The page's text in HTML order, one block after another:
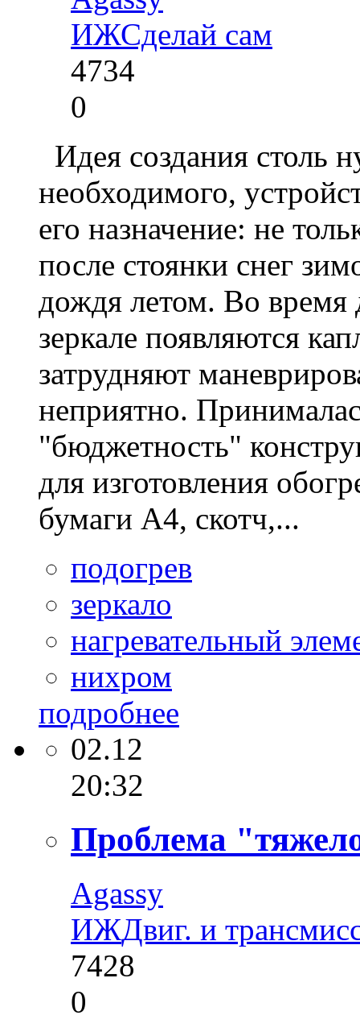
ИЖСделай сам
4734
0
Идея создания столь
необходимого,
его назначение: не
после стоянки снег
дождя летом. Во время
зеркале появляются
затрудняют
неприятно.
"бюджетность"
для изготовления
бумаги А4, скотч,...
подогрев
зеркало
нагревательный
нихром
подробнее
02.12
20:32
Проблема
Agassy
ИЖДвиг. и
7428
0